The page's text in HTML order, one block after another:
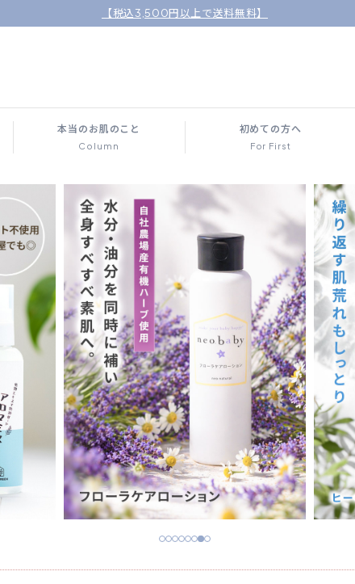
【税込3,500円以上で送料無料】
本当のお肌のこと
Column
初めての方へ
For First